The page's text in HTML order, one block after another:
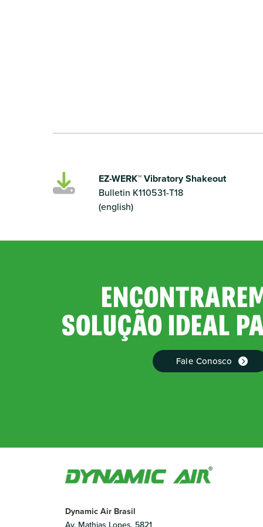
EZ-WERK™ Vibratory Shakeout
Bulletin K110531-T18
(english)
SOLUÇÃO IDEAL
Fale Conosco
Dynamic Air Brasil